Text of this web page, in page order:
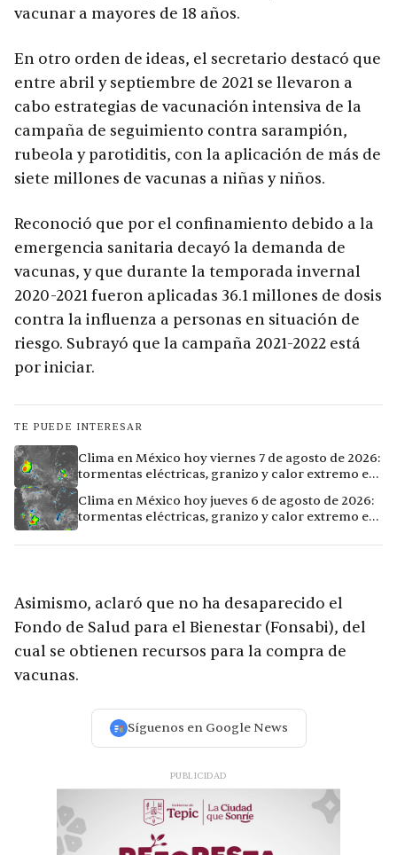
vacunar a mayores de 18 años.
En otro orden de ideas, el secretario destacó que
entre abril y septiembre de 2021 se llevaron a
cabo estrategias de vacunación intensiva de la
campaña de seguimiento contra sarampión,
rubeola y parotiditis, con la aplicación de más de
siete millones de vacunas a niñas y niños.
Reconoció que por el confinamiento debido a la
emergencia sanitaria decayó la demanda de
vacunas, y que durante la temporada invernal
2020-2021 fueron aplicadas 36.1 millones de dosis
contra la influenza a personas en situación de
riesgo. Subrayó que la campaña 2021-2022 está
por iniciar.
TE PUEDE INTERESAR
Clima en México hoy viernes 7 de agosto de 2026:
tormentas eléctricas, granizo y calor extremo en
Clima en México hoy jueves 6 de agosto de 2026:
tormentas eléctricas, granizo y calor extremo en
Asimismo, aclaró que no ha desaparecido el
Fondo de Salud para el Bienestar (Fonsabi), del
cual se obtienen recursos para la compra de
vacunas.
Síguenos en Google News
PUBLICIDAD